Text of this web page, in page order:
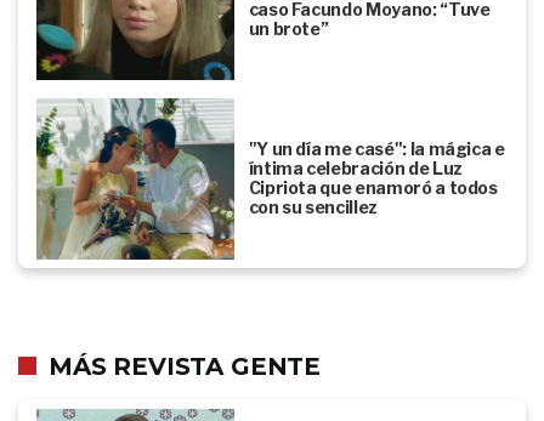
caso Facundo Moyano: “Tuve
un brote”
"Y un día me casé": la mágica e
íntima celebración de Luz
Cipriota que enamoró a todos
con su sencillez
MÁS REVISTA GENTE